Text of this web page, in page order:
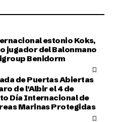
estonio Koks,
jugador del Balonmano
Benidorm
de Puertas Abiertas
de l’Albir el 4 de
Día Internacional de
Marinas Protegidas